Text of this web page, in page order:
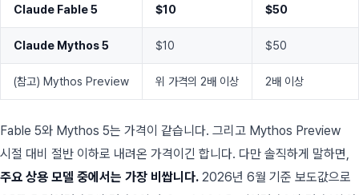
Claude Fable 5 $10 $50
Claude Mythos 5 $10 $50
(참고) Mythos Preview 위 가격의 2배 이상 2배 이상
Fable 5와 Mythos 5는 가격이 같습니다. 그리고 Mythos Preview
시절 대비 절반 이하로 내려온 가격이긴 합니다. 다만 솔직하게 말하면,
주요 상용 모델 중에서는 가장 비쌉니다. 2026년 6월 기준 보도값으로